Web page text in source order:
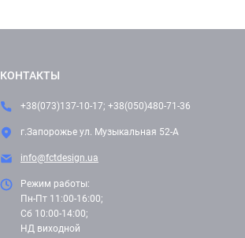
КОНТАКТЫ
+38(073)137-10-17; +38(050)480-71-36
г.Запорожье ул. Музыкальная 52-А
info@fctdesign.ua
Режим работы:
Пн-Пт 11:00-16:00;
Сб 10:00-14:00;
НД виходной